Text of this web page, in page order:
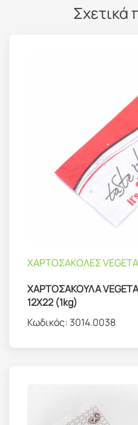
Σχετικά
ΧΑΡΤΟΣΑΚΟΛΕΣ
ΧΑΡΤΟΣΑΚΟΥΛΑ
12Χ22 (1kg)
Κωδικός: 3014.0038